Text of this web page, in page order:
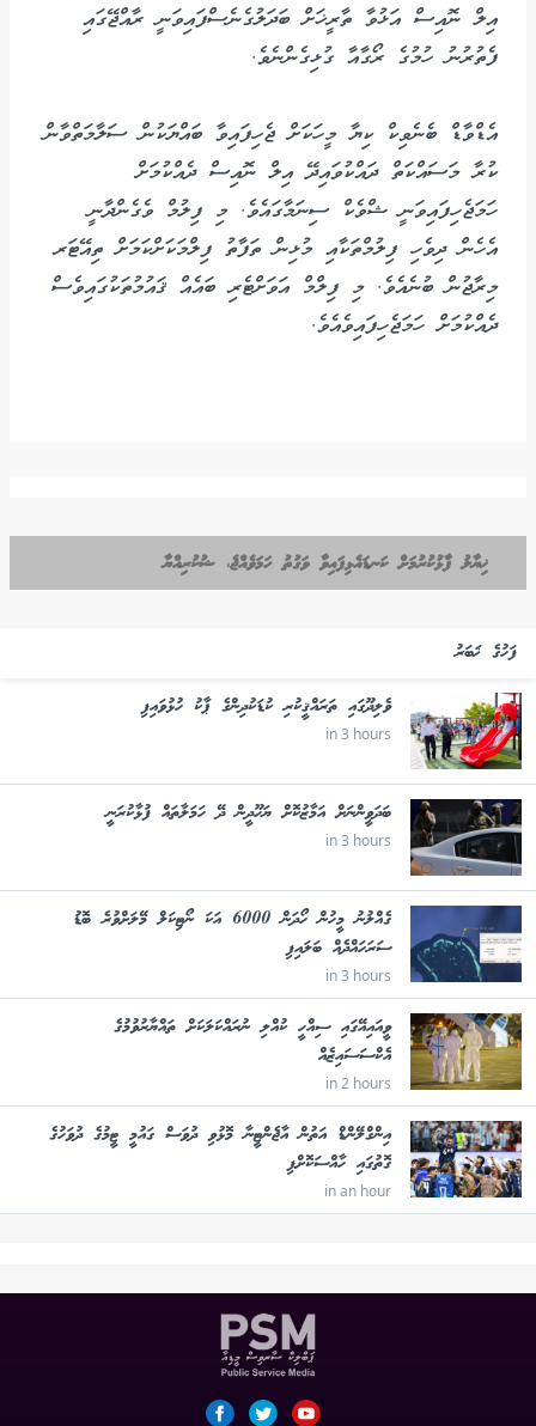
އިލް ނޮއިސް އަޅުވާ ތާރީޚަށް ބަދަލުގެނެސްފައިވަނީ ރާއްޖޭގައި
ފެތުރުނު ހުމުގެ ރޯގާއާ ގުޅިގެންނެވެ.
އެޑްވާޑް ބެނެވިކް ކިޔާ މީހަކަށް ޖެހިފައިވާ ބައްޔަކުން ސަލާމަތްވާން
ކުރާ މަސައްކަތް ދައްކުވައިދޭ އިލް ނޮއިސް ދެއްކުމަށް
ހަމަޖެހިފައިވަނީ ޝްވެކް ސިނަމާގައެވެ. މި ފިލުމް ވެގެންދާނީ
އެހެން ދިވެހި ފިލުމްތަކާއި މުޅިން ތަފާތު ފިލްމަކަށްކަމަށް ތިއޭޓަރ
މިރާޖުން ބުނެއެވެ. މި ފިލްމް އަވަށްޓެރި ބައެއް ޤައުމުތަކުގައިވެސް
ދެއްކުމަށް ހަމަޖެހިފައިވެއެވެ.
ޚިޔާލު ފާޅުކުރުމަށް ކަނޑައެޅިފައިވާ ވަގުތު ހަމަވެއްޖެ، ޝުކުރިއްޔާ
ފަހުގެ ޚަބަރު
ވެލިދޫގައި ތަރައްޤީކުރި ކުޑަކުދިންގެ ޕާކު ހުޅުވައިފި
in 3 hours
ބަދަވީންނަށް އަމާޒުކޮށް ޔަހޫދީން ދޭ ހަމަލާތައް ފުޅާކުރަނީ
in 3 hours
ގެއްލުނު މީހުން ހޯދަން 6000 އަކަ ނޯޓިކަލް މޭލަށްވުރެ ބޮޑު
ސަރަހައްދެއް ބަލައިފި
in 3 hours
ވީއައިއޭގައި ސިއްހީ ކުއްލި ނުރައްކަލަކަށް ތައްޔާރުވުމުގެ
އެކްސަސައިޒެއް
in 2 hours
އިންގްލޭންޑް އަތުން އާޖެންޓީނާ މޮޅުވި ދުވަސް ގައުމީ ޓީމުގެ ދުވަހުގެ
ގޮތުގައި ހާއްސަކޮށްފި
in an hour